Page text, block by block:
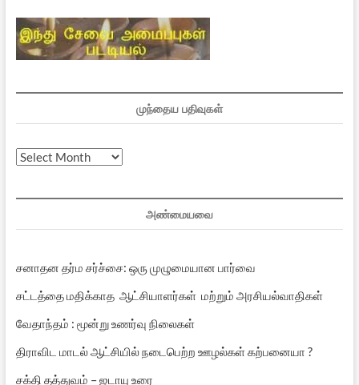
முந்தைய பதிவுகள்
முந்தைய
அண்மையவை
சனாதன தர்ம சர்ச்சை: ஒரு முழுமையான பார்வை
சட்டத்தை மதிக்காத ஆட்சியாளர்கள் மற்றும் அரசியல்வாதிகள்
வேதாந்தம் : மூன்று உணர்வு நிலைகள்
திராவிட மாடல் ஆட்சியில் நடைபெற்ற ஊழல்கள் கற்பனையா ?
சக்தி தத்துவம் – ஜடாயு உரை